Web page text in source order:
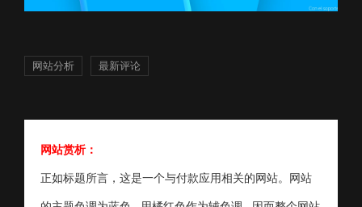
网站分析 最新评论
网站赏析：
正如标题所言，这是一个与付款应用相关的网站。网站